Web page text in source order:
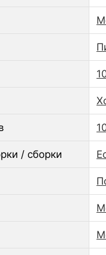
/ сборки